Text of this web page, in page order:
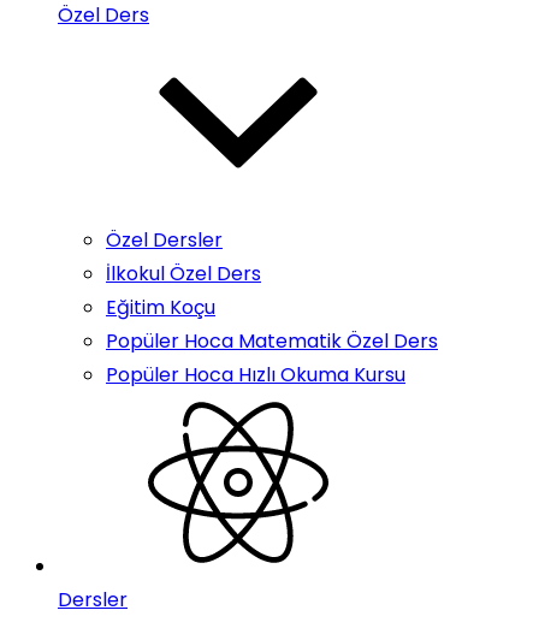
Özel Ders
Özel Dersler
İlkokul Özel Ders
Eğitim Koçu
Popüler Hoca Matematik Özel Ders
Popüler Hoca Hızlı Okuma Kursu
Dersler